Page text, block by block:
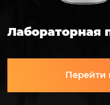
Лабораторная
Перейти